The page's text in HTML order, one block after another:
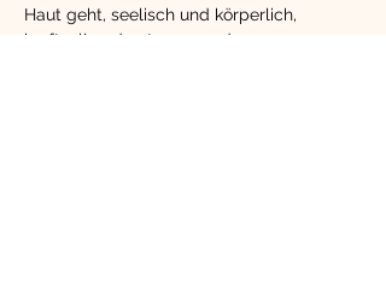
Haut geht, seelisch und körperlich,
kraftvoll und entspannend.